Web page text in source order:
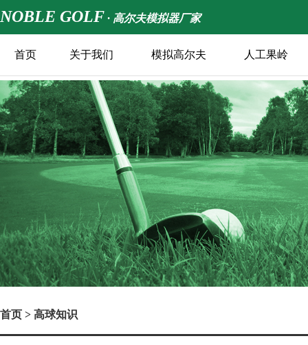
NOBLE GOLF · 高尔夫模拟器厂家
首页 关于我们 模拟高尔夫 人工果岭
首页 > 高球知识